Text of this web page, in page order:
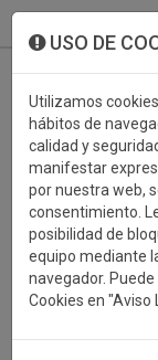
USO DE
Utilizamos
hábitos de
calidad y
manifestar
por nuestra web,
consentimiento.
posibilidad de
equipo mediante
navegador.
Cookies en "Aviso
Después de